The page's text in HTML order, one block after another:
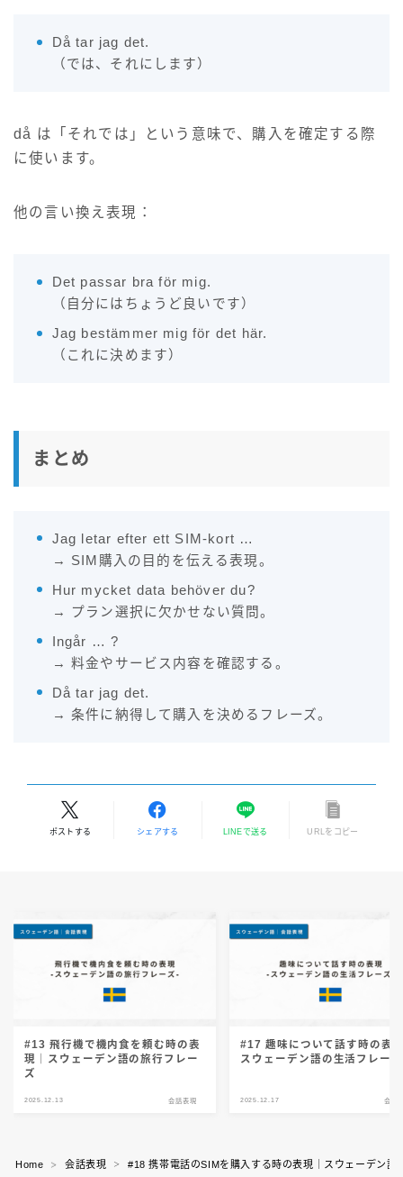
Då tar jag det.
（では、それにします）
då は「それでは」という意味で、購入を確定する際
に使います。
他の言い換え表現：
Det passar bra för mig.
（自分にはちょうど良いです）
Jag bestämmer mig för det här.
（これに決めます）
まとめ
Jag letar efter ett SIM-kort …
→ SIM購入の目的を伝える表現。
Hur mycket data behöver du?
→ プラン選択に欠かせない質問。
Ingår … ?
→ 料金やサービス内容を確認する。
Då tar jag det.
→ 条件に納得して購入を決めるフレーズ。
ポストする シェアする LINEで送る URLをコピー
#13 飛行機で機内食を頼む時の表
現｜スウェーデン語の旅行フレー
ズ
2025.12.13 会話表現
#17 趣味について話す時の表
スウェーデン語の生活フレーズ
2025.12.17 会話
Home ＞ 会話表現 ＞ #18 携帯電話のSIMを購入する時の表現｜スウェーデン語